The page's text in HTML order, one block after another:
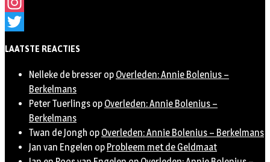
Instagram
LAATSTE REACTIES
Nelleke de bresser op Overleden: Annie Bolenius –
Berkelmans
Peter Tuerlings op Overleden: Annie Bolenius –
Berkelmans
Twan de Jongh op Overleden: Annie Bolenius – Berkelmans
Jan van Engelen op Probleem met de Geldmaat